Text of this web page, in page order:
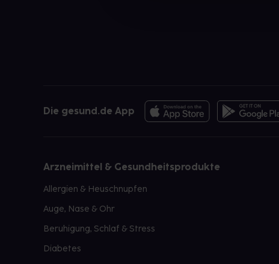
Die gesund.de App
Arzneimittel & Gesundheitsprodukte
Allergien & Heuschnupfen
Auge, Nase & Ohr
Beruhigung, Schlaf & Stress
Diabetes